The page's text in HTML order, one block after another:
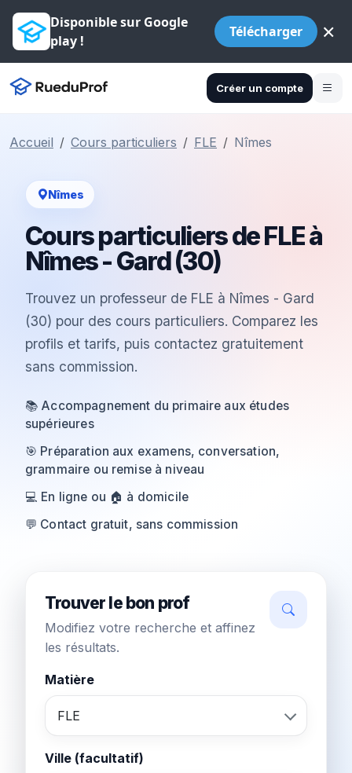
Disponible sur Google
play !
Télécharger ×
Créer un compte
Accueil Cours particuliers FLE Nîmes
Nîmes
Cours particuliers de FLE à
Nîmes - Gard (30)
Trouvez un professeur de FLE à Nîmes - Gard
(30) pour des cours particuliers. Comparez les
profils et tarifs, puis contactez gratuitement
sans commission.
📚 Accompagnement du primaire aux études
supérieures
🎯 Préparation aux examens, conversation,
grammaire ou remise à niveau
💻 En ligne ou 🏠 à domicile
💬 Contact gratuit, sans commission
Trouver le bon prof
Modifiez votre recherche et affinez
les résultats.
Matière
FLE
Ville (facultatif)